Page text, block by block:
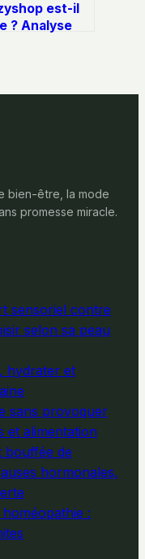
est-il
? Analyse
bien-être, la mode
promesse miracle.
sensoriel contre
selon sa peau
hydrater et
sans provoquer
et alimentation
bouffée de
hormonales,
: